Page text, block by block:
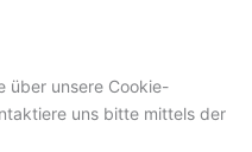
über unsere Cookie-
uns bitte mittels der